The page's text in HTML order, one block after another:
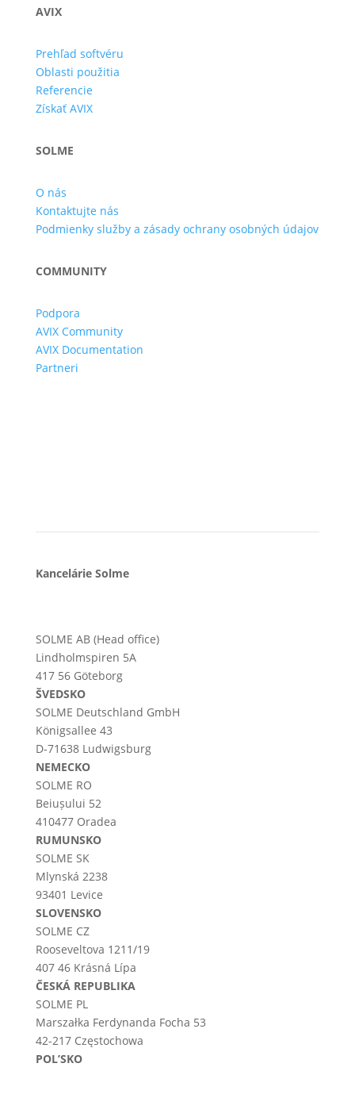
AVIX
Prehľad softvéru
Oblasti použitia
Referencie
Získať AVIX
SOLME
O nás
Kontaktujte nás
Podmienky služby a zásady ochrany osobných údajov
COMMUNITY
Podpora
AVIX Community
AVIX Documentation
Partneri
Kancelárie Solme
SOLME AB (Head office)
Lindholmspiren 5A
417 56 Göteborg
ŠVEDSKO
SOLME Deutschland GmbH
Königsallee 43
D-71638 Ludwigsburg
NEMECKO
SOLME RO
Beiușului 52
410477 Oradea
RUMUNSKO
SOLME SK
Mlynská 2238
93401 Levice
SLOVENSKO
SOLME CZ
Rooseveltova 1211/19
407 46 Krásná Lípa
ČESKÁ REPUBLIKA
SOLME PL
Marszałka Ferdynanda Focha 53
42-217 Częstochowa
POL’SKO